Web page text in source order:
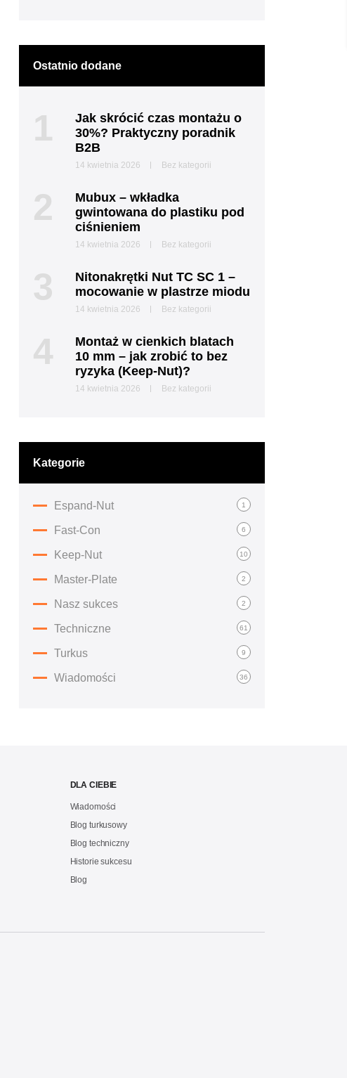
Ostatnio dodane
1
Jak skrócić czas montażu o
30%? Praktyczny poradnik
B2B
14 kwietnia 2026 Bez kategorii
2
Mubux – wkładka
gwintowana do plastiku pod
ciśnieniem
14 kwietnia 2026 Bez kategorii
3
Nitonakrętki Nut TC SC 1 –
mocowanie w plastrze miodu
14 kwietnia 2026 Bez kategorii
4
Montaż w cienkich blatach
10 mm – jak zrobić to bez
ryzyka (Keep-Nut)?
14 kwietnia 2026 Bez kategorii
Kategorie
Espand-Nut 1
Fast-Con 6
Keep-Nut 10
Master-Plate 2
Nasz sukces 2
Techniczne 61
Turkus 9
Wiadomości 36
DLA CIEBIE
Wiadomości
Blog turkusowy
Blog techniczny
Historie sukcesu
Blog